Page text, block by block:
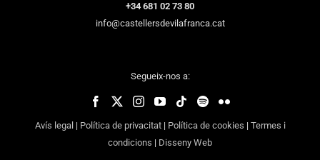
+34 681 02 73 80
info@castellersdevilafranca.cat
Segueix-nos a:
Avís legal| Política de privacitat| Política de cookies | Termes i
condicions | Disseny Web